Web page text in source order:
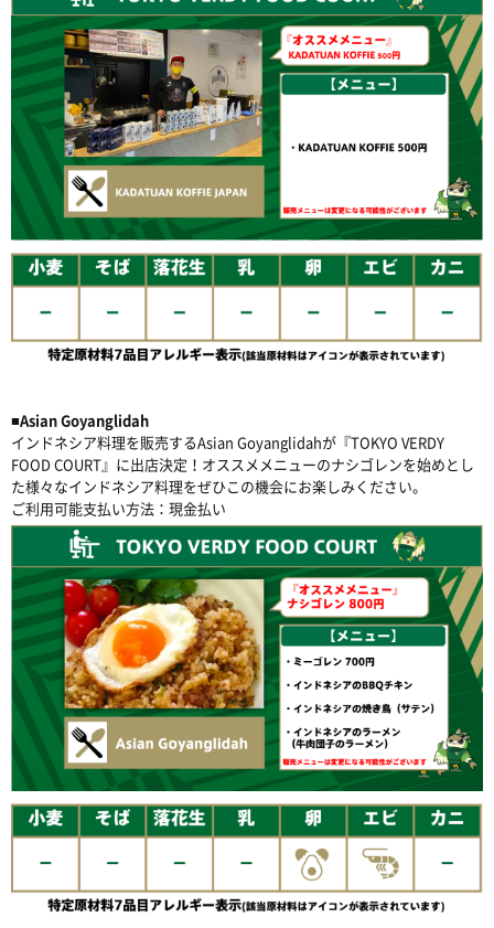
■Asian Goyanglidah
インドネシア料理を販売するAsian Goyanglidahが『TOKYO VERDY
FOOD COURT』に出店決定！オススメメニューのナシゴレンを始めとし
た様々なインドネシア料理をぜひこの機会にお楽しみください。
ご利用可能支払い方法：現金払い